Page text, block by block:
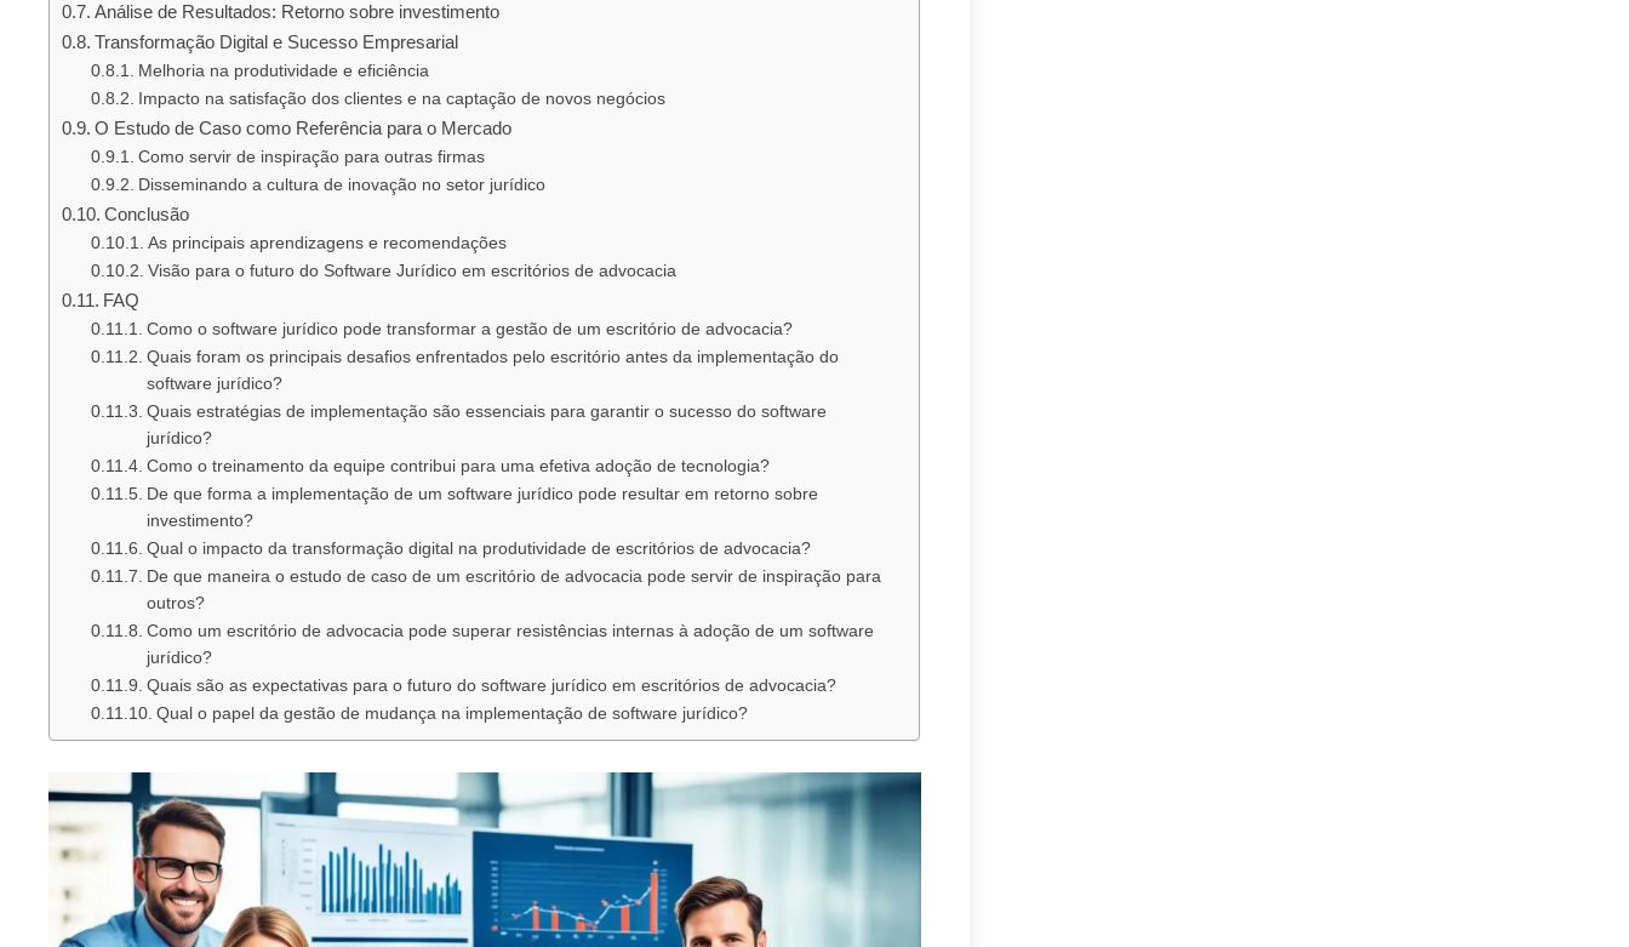
Análise de Resultados: Retorno sobre investimento
Transformação Digital e Sucesso Empresarial
Melhoria na produtividade e eficiência
Impacto na satisfação dos clientes e na captação de novos negócios
O Estudo de Caso como Referência para o Mercado
Como servir de inspiração para outras firmas
Disseminando a cultura de inovação no setor jurídico
Conclusão
As principais aprendizagens e recomendações
Visão para o futuro do Software Jurídico em escritórios de advocacia
FAQ
Como o software jurídico pode transformar a gestão de um escritório de advocacia?
Quais foram os principais desafios enfrentados pelo escritório antes da implementação do
software jurídico?
Quais estratégias de implementação são essenciais para garantir o sucesso do software
jurídico?
Como o treinamento da equipe contribui para uma efetiva adoção de tecnologia?
De que forma a implementação de um software jurídico pode resultar em retorno sobre
investimento?
Qual o impacto da transformação digital na produtividade de escritórios de advocacia?
De que maneira o estudo de caso de um escritório de advocacia pode servir de inspiração para
outros?
Como um escritório de advocacia pode superar resistências internas à adoção de um software
jurídico?
Quais são as expectativas para o futuro do software jurídico em escritórios de advocacia?
Qual o papel da gestão de mudança na implementação de software jurídico?